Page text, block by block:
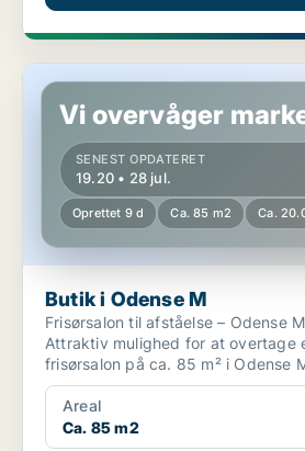
Butik i Odense M
Vi overvåger
SENEST OPDATERET
19.20 • 28 jul.
Oprettet 9 d Ca. 85 m2 Ca.
Butik i Odense M
Frisørsalon til afståelse – Odense
Attraktiv mulighed for at overtage
frisørsalon på ca. 85 m² i Odense
mod...
Areal
Ca. 85 m2